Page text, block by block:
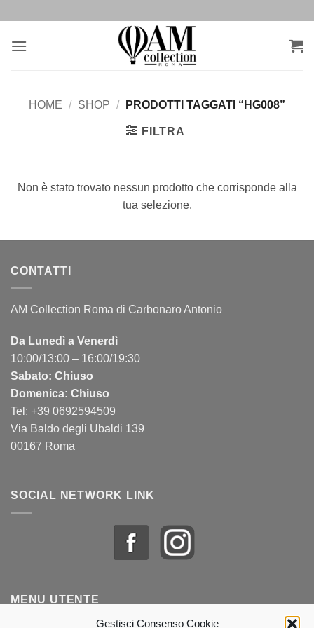
Gestisci Consenso Cookie
contenuti
HOME / SHOP / PRODOTTI TAGGATI “HG008”
FILTRA
Non è stato trovato nessun prodotto che corrisponde alla
tua selezione.
CONTATTI
AM Collection Roma di Carbonaro Antonio
Da Lunedì a Venerdì
10:00/13:00 – 16:00/19:30
Sabato: Chiuso
Domenica: Chiuso
Tel: +39 0692594509
Via Baldo degli Ubaldi 139
00167 Roma
SOCIAL NETWORK LINK
MENU UTENTE